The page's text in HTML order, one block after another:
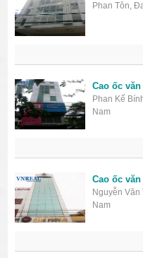
Phan Tôn,
Cao ốc
Phan Kế
Nam
Cao ốc
Nguyễn
Nam